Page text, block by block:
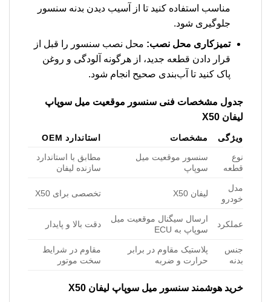
مناسب استفاده کنید تا از آسیب دیدن بدنه سنسور
جلوگیری شود.
تمیزکاری محل نصب: محل نصب سنسور را قبل از
قرار دادن قطعه جدید، از هرگونه آلودگی و روغن
پاک کنید تا آب‌بندی صحیح انجام شود.
جدول مشخصات فنی سنسور موقعیت میل سوپاپ
لیفان X50
ویژگی مشخصات
استاندارد OEM
نوع
قطعه
سنسور موقعیت میل
سوپاپ
مطابق با استاندارد
سازنده لیفان
مدل
خودرو
لیفان X50 تخصصی برای X50
عملکرد
ارسال سیگنال موقعیت میل
سوپاپ به ECU
دقت بالا و پایدار
جنس
بدنه
پلاستیک مقاوم در برابر
حرارت و ضربه
مقاوم در شرایط
سخت موتور
خرید هوشمند سنسور میل سوپاپ لیفان X50